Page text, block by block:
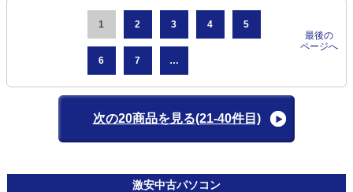
1 2 3 4 5
6 7 …
最後の
ページへ
次の20商品を見る(21-40件目)
激安中古パソコン